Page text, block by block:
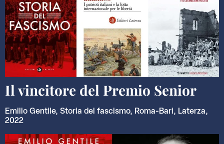
Il vincitore del Premio Senior
Emilio Gentile, Storia del fascismo, Roma-Bari, Laterza,
2022